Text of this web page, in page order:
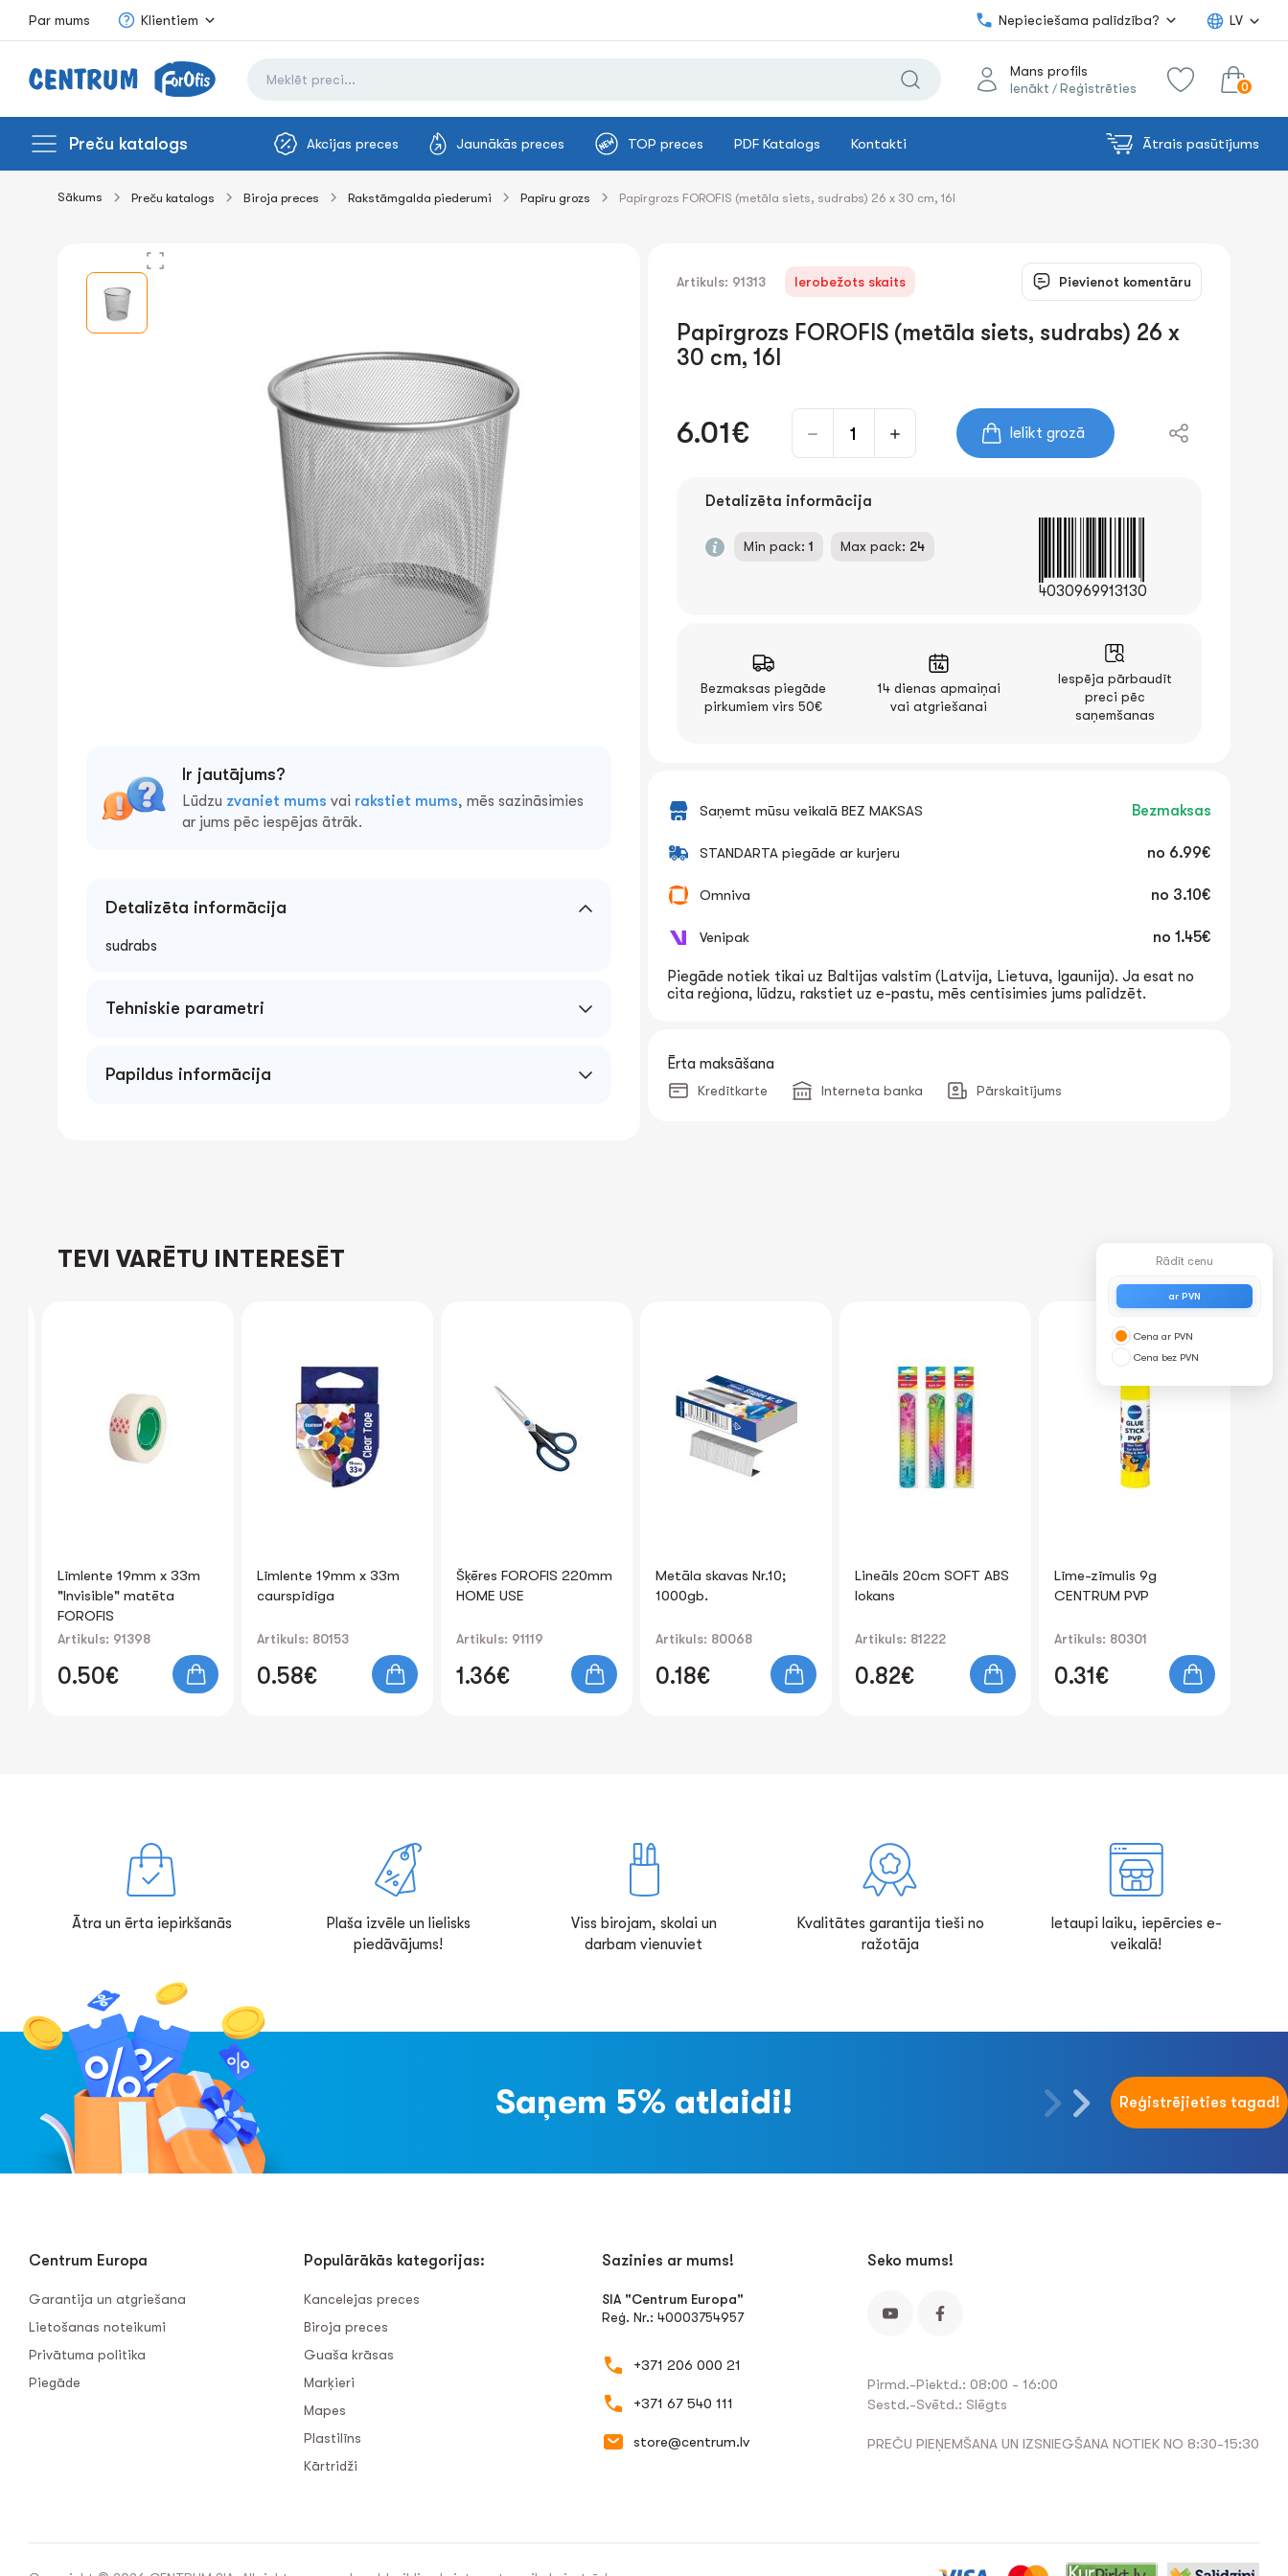
Par mums Klientiem Nepieciešama palīdzība? LV
Mans profils
Ienākt / Reģistrēties 0
Preču katalogs Akcijas preces Jaunākās preces TOP preces PDF Katalogs Kontakti Ātrais pasūtījums
Sākums Preču katalogs Biroja preces Rakstāmgalda piederumi Papīru grozs Papīrgrozs FOROFIS (metāla siets, sudrabs) 26 x 30 cm, 16l
Ir jautājums?
Lūdzu zvaniet mums vai rakstiet mums, mēs sazināsimies
ar jums pēc iespējas ātrāk.
Detalizēta informācija
sudrabs
Tehniskie parametri
Papildus informācija
Artikuls: 91313 Ierobežots skaits Pievienot komentāru
Papīrgrozs FOROFIS (metāla siets, sudrabs) 26 x
30 cm, 16l
6.01€ Ielikt grozā
Detalizēta informācija
Min pack: 1 Max pack: 24
4030969913130
Bezmaksas piegāde
pirkumiem virs 50€
14 dienas apmaiņai
vai atgriešanai
Iespēja pārbaudīt
preci pēc
saņemšanas
Saņemt mūsu veikalā BEZ MAKSAS Bezmaksas
STANDARTA piegāde ar kurjeru no 6.99€
Omniva no 3.10€
Venipak no 1.45€
Piegāde notiek tikai uz Baltijas valstīm (Latvija, Lietuva, Igaunija). Ja esat no
cita reģiona, lūdzu, rakstiet uz e-pastu, mēs centīsimies jums palīdzēt.
Ērta maksāšana
Kredītkarte Interneta banka Pārskaitījums
TEVI VARĒTU INTERESĒT
Līmlente 19mm x 33m
"Invisible" matēta
FOROFIS
Artikuls: 91398
0.50€
Līmlente 19mm x 33m
caurspīdīga
Artikuls: 80153
0.58€
Šķēres FOROFIS 220mm
HOME USE
Artikuls: 91119
1.36€
Metāla skavas Nr.10;
1000gb.
Artikuls: 80068
0.18€
Lineāls 20cm SOFT ABS
lokans
Artikuls: 81222
0.82€
Līme-zīmulis 9g
CENTRUM PVP
Artikuls: 80301
0.31€
Rādīt cenu
ar PVN
Cena ar PVN
Cena bez PVN
Ātra un ērta iepirkšanās
Plaša izvēle un lielisks
piedāvājums!
Viss birojam, skolai un
darbam vienuviet
Kvalitātes garantija tieši no
ražotāja
Ietaupi laiku, iepērcies e-
veikalā!
Saņem 5% atlaidi! Reģistrējieties tagad!
Centrum Europa
Garantija un atgriešana
Lietošanas noteikumi
Privātuma politika
Piegāde
Populārākās kategorijas:
Kancelejas preces
Biroja preces
Guaša krāsas
Marķieri
Mapes
Plastilīns
Kārtridži
Sazinies ar mums!
SIA "Centrum Europa"
Reģ. Nr.: 40003754957
+371 206 000 21
+371 67 540 111
store@centrum.lv
Seko mums!
Pirmd.-Piektd.: 08:00 - 16:00
Sestd.-Svētd.: Slēgts
PREČU PIEŅEMŠANA UN IZSNIEGŠANA NOTIEK NO 8:30-15:30